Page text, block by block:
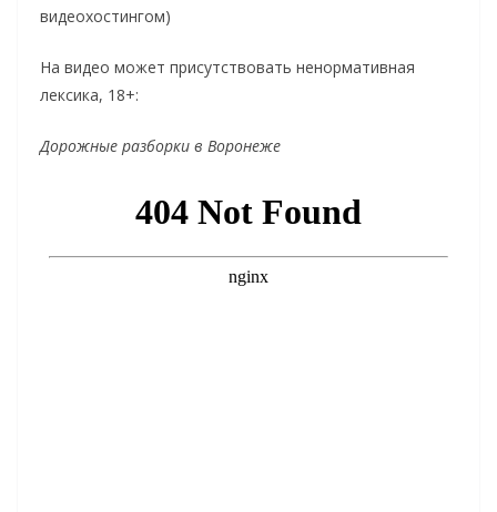
видеохостингом)
На видео может присутствовать ненормативная
лексика, 18+:
Дорожные разборки в Воронеже